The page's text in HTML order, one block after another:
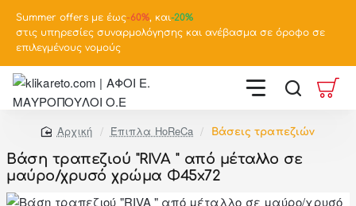
Summer offers με έως-60%, και-20%
στις υπηρεσίες συναρμολόγησης και ανέβασμα σε όροφο σε
επιλεγμένους νομούς
home
Έπιπλα HoReCa Βάσεις τραπεζιών
Βάση τραπεζιού "RIVA " από μέταλλο σε
μαύρο/χρυσό χρώμα Φ45x72